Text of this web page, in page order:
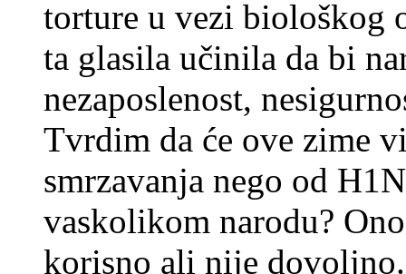
torture u vezi biološkog
ta glasila učinila da bi
nezaposlenost,
Tvrdim da će ove zime
smrzavanja nego od
vaskolikom narodu?
korisno ali nije